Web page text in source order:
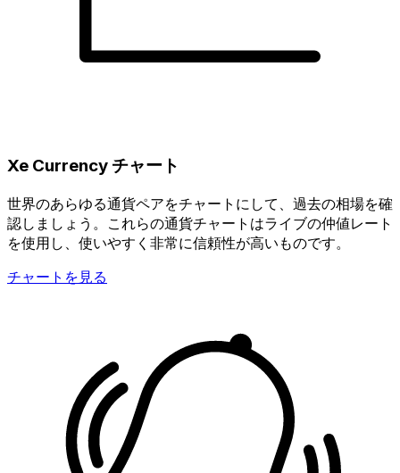
Xe Currency チャート
世界のあらゆる通貨ペアをチャートにして、過去の相場を確
認しましょう。これらの通貨チャートはライブの仲値レート
を使用し、使いやすく非常に信頼性が高いものです。
チャートを見る